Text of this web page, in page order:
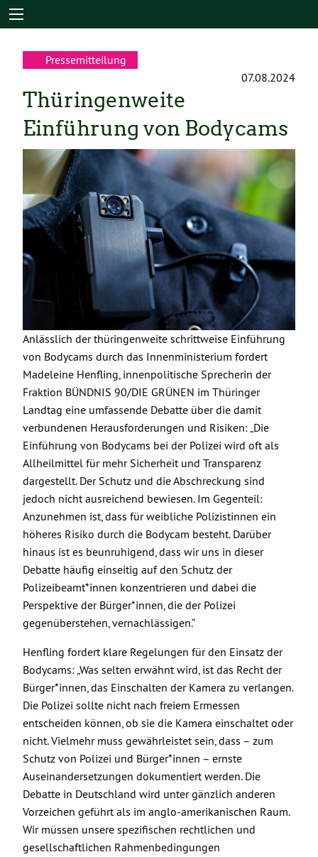
Pressemitteilung
07.08.2024
Thüringenweite
Einführung von Bodycams
Anlässlich der thüringenweite schrittweise Einführung
von Bodycams durch das Innenministerium fordert
Madeleine Henfling, innenpolitische Sprecherin der
Fraktion BÜNDNIS 90/DIE GRÜNEN im Thüringer
Landtag eine umfassende Debatte über die damit
verbundenen Herausforderungen und Risiken: „Die
Einführung von Bodycams bei der Polizei wird oft als
Allheilmittel für mehr Sicherheit und Transparenz
dargestellt. Der Schutz und die Abschreckung sind
jedoch nicht ausreichend bewiesen. Im Gegenteil:
Anzunehmen ist, dass für weibliche Polizistinnen ein
höheres Risiko durch die Bodycam besteht. Darüber
hinaus ist es beunruhigend, dass wir uns in dieser
Debatte häufig einseitig auf den Schutz der
Polizeibeamt*innen konzentrieren und dabei die
Perspektive der Bürger*innen, die der Polizei
gegenüberstehen, vernachlässigen.“
Henfling fordert klare Regelungen für den Einsatz der
Bodycams: „Was selten erwähnt wird, ist das Recht der
Bürger*innen, das Einschalten der Kamera zu verlangen.
Die Polizei sollte nicht nach freiem Ermessen
entscheiden können, ob sie die Kamera einschaltet oder
nicht. Vielmehr muss gewährleistet sein, dass – zum
Schutz von Polizei und Bürger*innen – ernste
Auseinandersetzungen dokumentiert werden. Die
Debatte in Deutschland wird unter gänzlich anderen
Vorzeichen geführt als im anglo-amerikanischen Raum.
Wir müssen unsere spezifischen rechtlichen und
gesellschaftlichen Rahmenbedingungen